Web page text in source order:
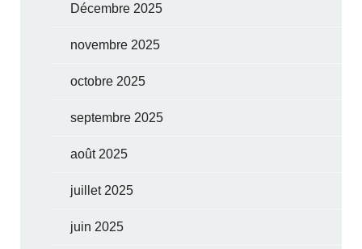
Décembre 2025
novembre 2025
octobre 2025
septembre 2025
août 2025
juillet 2025
juin 2025